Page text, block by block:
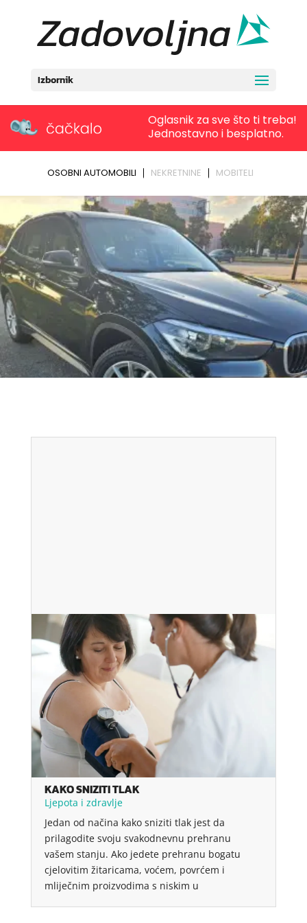
Izbornik
KAKO SNIZITI TLAK
Ljepota i zdravlje
Jedan od načina kako sniziti tlak jest da
prilagodite svoju svakodnevnu prehranu
vašem stanju. Ako jedete prehranu bogatu
cjelovitim žitaricama, voćem, povrćem i
mliječnim proizvodima s niskim u